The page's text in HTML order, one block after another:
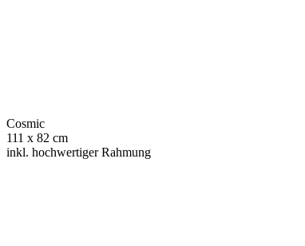
Cosmic
111 x 82 cm
inkl. hochwertiger Rahmung